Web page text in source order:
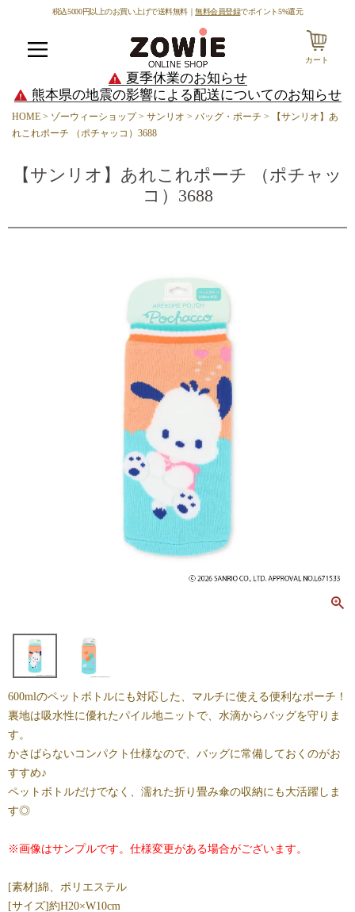
税込5000円以上のお買い上げで送料無料｜無料会員登録でポイント5%還元
カート
夏季休業のお知らせ
熊本県の地震の影響による配送についてのお知らせ
HOME ゾーウィーショップ サンリオ バッグ・ポーチ
【サンリオ】あ
れこれポーチ （ポチャッコ）3688
【サンリオ】あれこれポーチ （ポチャッ
コ）3688
600mlのペットボトルにも対応した、マルチに使える便利なポーチ！
裏地は吸水性に優れたパイル地ニットで、水滴からバッグを守りま
す。
かさばらないコンパクト仕様なので、バッグに常備しておくのがお
すすめ♪
ペットボトルだけでなく、濡れた折り畳み傘の収納にも大活躍しま
す◎
※画像はサンプルです。仕様変更がある場合がございます。
[素材]綿、ポリエステル
[サイズ]約H20×W10cm